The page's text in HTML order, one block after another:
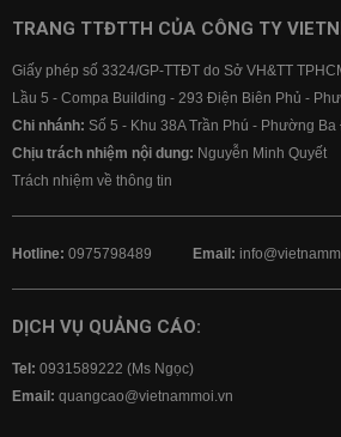
TRANG TTĐTTH CỦA CÔNG TY
Giấy phép số 3324/GP-TTĐT do Sở VH&TT
Lầu 5 - Compa Building - 293 Điện Biên Phủ -
Chi nhánh: Số 5 - Khu 38A Trần Phú - Phường Ba
Chịu trách nhiệm nội dung: Nguyễn Minh Quyết
Trách nhiệm về thông tin
Hotline: 0975798489 Email:
DỊCH VỤ QUẢNG CÁO:
Tel: 0931589222 (Ms Ngọc)
Email: quangcao@vietnammoi.vn